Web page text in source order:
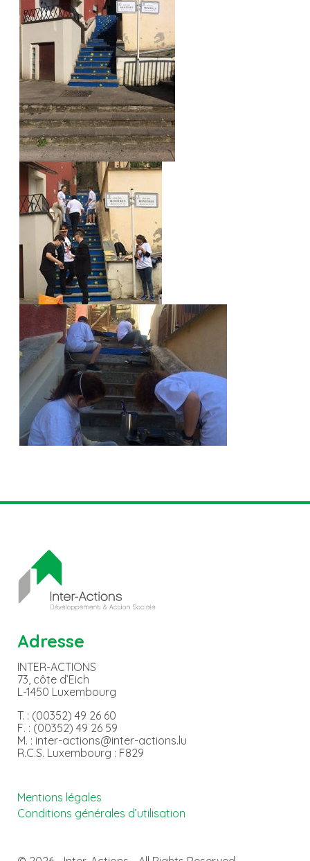
Adresse
INTER-ACTIONS
73, côte d’Eich
L-1450 Luxembourg
T. : (00352) 49 26 60
F. : (00352) 49 26 59
M. : inter-actions@inter-actions.lu
R.C.S. Luxembourg : F829
Mentions légales
Conditions générales d’utilisation